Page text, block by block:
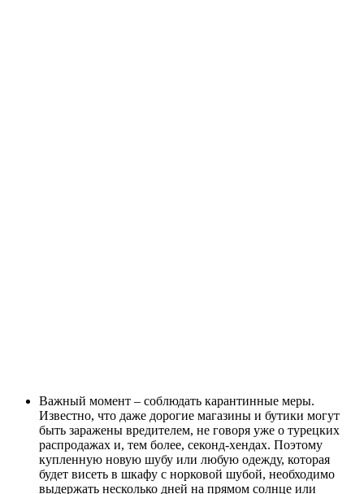
Важный момент – соблюдать карантинные меры.
Известно, что даже дорогие магазины и бутики могут
быть заражены вредителем, не говоря уже о турецких
распродажах и, тем более, секонд-хендах. Поэтому
купленную новую шубу или любую одежду, которая
будет висеть в шкафу с норковой шубой, необходимо
выдержать несколько дней на прямом солнце или